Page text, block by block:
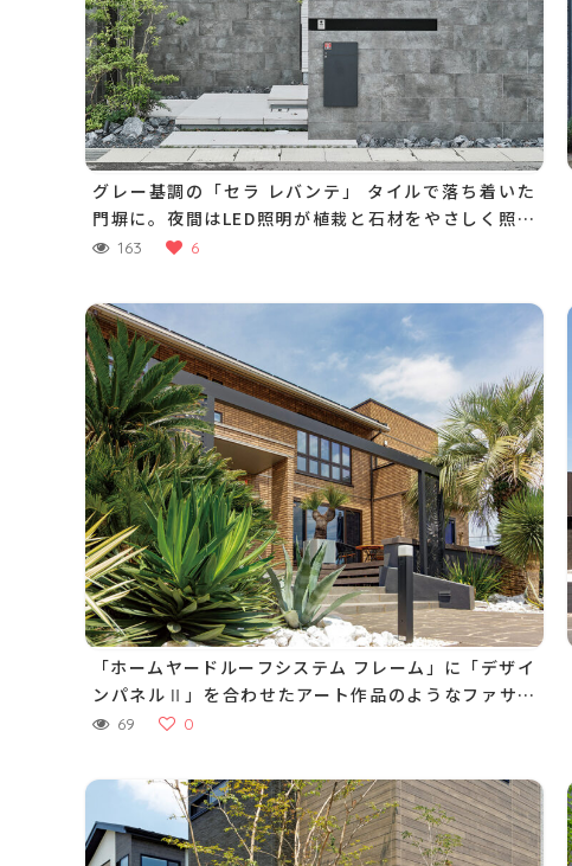
グレー基調の「セラ レバンテ」 タイルで落ち着いた
門塀に。夜間はLED照明が植栽と石材をやさしく照ら
し、おもてなしの門まわりに
163 6
「ホームヤードルーフシステム フレーム」に「デザイ
ンパネルⅡ」を合わせたアート作品のようなファサー
ドで上質な空間を演出
69 0